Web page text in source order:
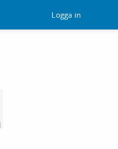
Logga in